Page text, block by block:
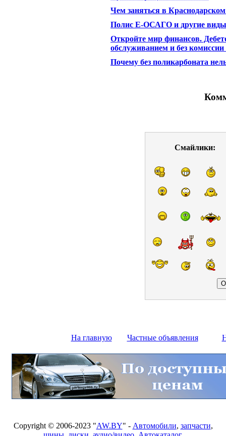
Чем заняться в
Полис Е-ОСАГО и другие виды
Откройте мир финансов.
обслуживанием и без комиссии
Почему без поликарбоната
Смайлики:
На главную Частные объявления
Copyright © 2006-2023 "AW.BY" - Автомобили, запчасти,